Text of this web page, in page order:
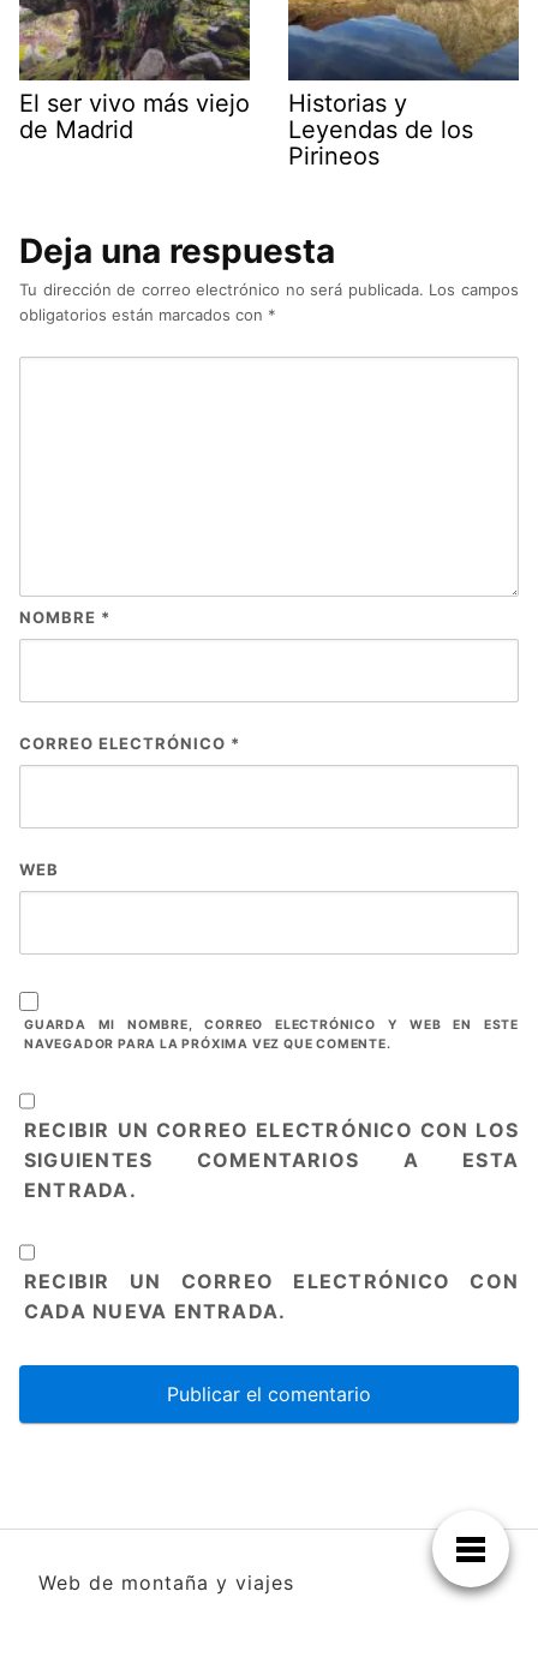
El ser vivo más viejo
de Madrid
Historias y
Leyendas de los
Pirineos
Deja una respuesta
Tu dirección de correo electrónico no será publicada. Los campos
obligatorios están marcados con *
NOMBRE *
CORREO ELECTRÓNICO *
WEB
GUARDA MI NOMBRE, CORREO ELECTRÓNICO Y WEB EN ESTE
NAVEGADOR PARA LA PRÓXIMA VEZ QUE COMENTE.
RECIBIR UN CORREO ELECTRÓNICO CON LOS
SIGUIENTES COMENTARIOS A ESTA
ENTRADA.
RECIBIR UN CORREO ELECTRÓNICO CON
CADA NUEVA ENTRADA.
Web de montaña y viajes